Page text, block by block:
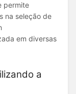
permite
na seleção de
em diversas
a